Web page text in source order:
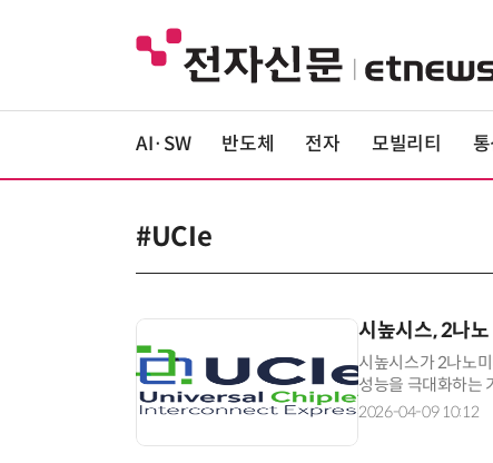
AI·SW 반도체 전자 모빌리티
#UCIe
시높시스, 2나
시높시스가 2나노
성능을 극대화하는
산(IP) 기업 시높시
2026-04-09 10:12